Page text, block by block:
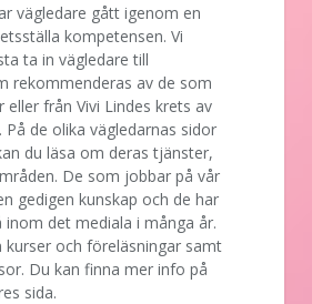
vägledare gått igenom en
kompetensen. Vi
ta in vägledare till
rekommenderas av de som
eller från Vivi Lindes krets av
de olika vägledarnas sidor
du läsa om deras tjänster,
De som jobbar på vår
gedigen kunskap och de har
det mediala i många år.
kurser och föreläsningar samt
Du kan finna mer info på
sida.